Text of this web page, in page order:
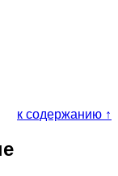
к содержанию ↑